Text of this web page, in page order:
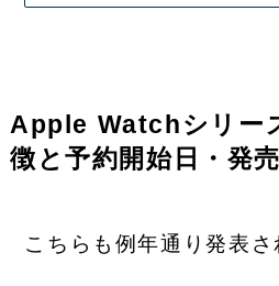
Apple Watchシリー
徴と予約開始日・発
こちらも例年通り発表さ